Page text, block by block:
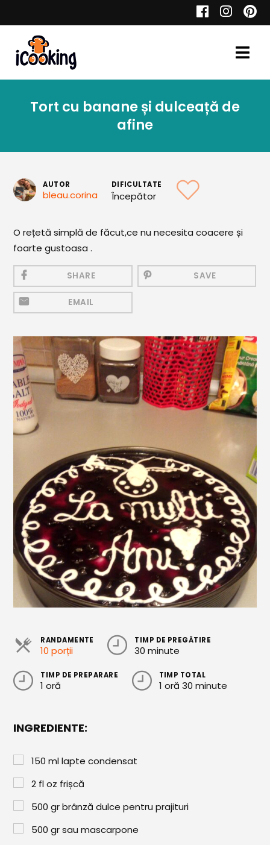
Retete
Toate Reţetele
Aperitive Calde
Aperitive Reci
Mezeluri
Ronțăieli
Băuturi calde
Băuturi reci
Cocktail-uri
Ceva Dulce
Biscuiți, Bomboane și
Fursecuri
Brioșe și Checuri
Budinci, Jeleuri și Sufleuri
Cheesecake
Cozonaci
Deserturi Sănătoase
Plăcinte, Tarte și Rulade
Torturi
Conserve
Garnituri
Pâine
Paste & Risotto
Patiserie
Tort cu banane și dulceață de
afine
AUTOR
bleau.corina
DIFICULTATE
Începător
O rețetă simplă de făcut,ce nu necesita coacere și
foarte gustoasa .
SHARE SAVE
EMAIL
RANDAMENTE
10 porții
TIMP DE PREGĂTIRE
30 minute
TIMP DE PREPARARE
1 oră
TIMP TOTAL
1 oră 30 minute
INGREDIENTE:
150 ml lapte condensat
2 fl oz frișcă
500 gr brânză dulce pentru prajituri
500 gr sau mascarpone